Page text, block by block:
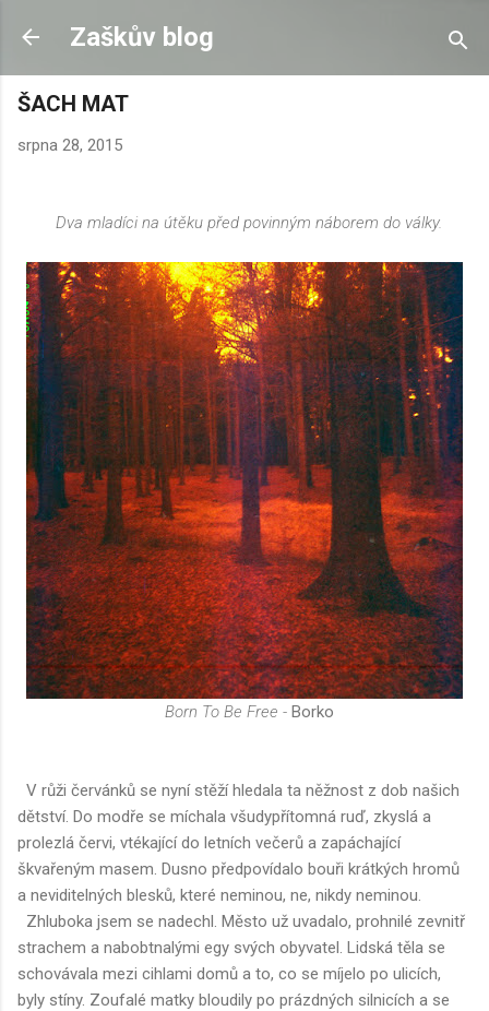
Přeskočit na hlavní obsah
Zaškův blog
ŠACH MAT
srpna 28, 2015
Dva mladíci na útěku před povinným náborem do války.
Born To Be Free - Borko
V růži červánků se nyní stěží hledala ta něžnost z dob našich
dětství. Do modře se míchala všudypřítomná ruď, zkyslá a
prolezlá červi, vtékající do letních večerů a zapáchající
škvařeným masem. Dusno předpovídalo bouři krátkých hromů
a neviditelných blesků, které neminou, ne, nikdy neminou.
Zhluboka jsem se nadechl. Město už uvadalo, prohnilé zevnitř
strachem a nabobtnalými egy svých obyvatel. Lidská těla se
schovávala mezi cihlami domů a to, co se míjelo po ulicích,
byly stíny. Zoufalé matky bloudily po prázdných silnicích a se